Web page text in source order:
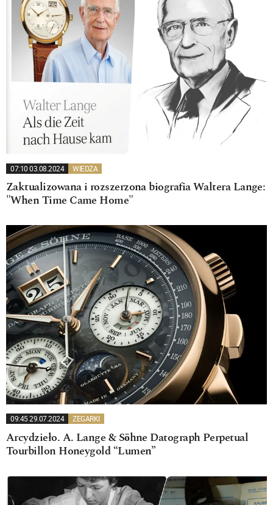
07:10 03.08.2024 WIEDZA
Zaktualizowana i rozszerzona biografia Waltera Lange:
"When Time Came Home"
09:45 29.07.2024 ZEGARKI
Arcydzieło. A. Lange & Söhne Datograph Perpetual
Tourbillon Honeygold “Lumen”